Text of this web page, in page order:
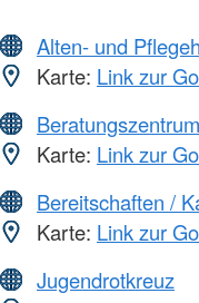
Alten- und
Karte: Link zur
Beratungszentrum
Karte: Link zur
Bereitschaften /
Karte: Link zur
Jugendrotkreuz